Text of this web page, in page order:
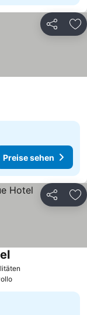
Teilen
Preise sehen
Teilen